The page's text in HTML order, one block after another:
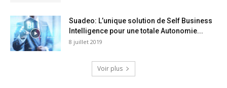
Suadeo: L’unique solution de Self Business
Intelligence pour une totale Autonomie...
8 juillet 2019
Voir plus